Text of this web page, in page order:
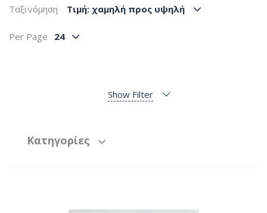
Ταξινόμηση Tιμή: χαμηλή προς υψηλή
Per Page 24
Show Filter
Κατηγορίες